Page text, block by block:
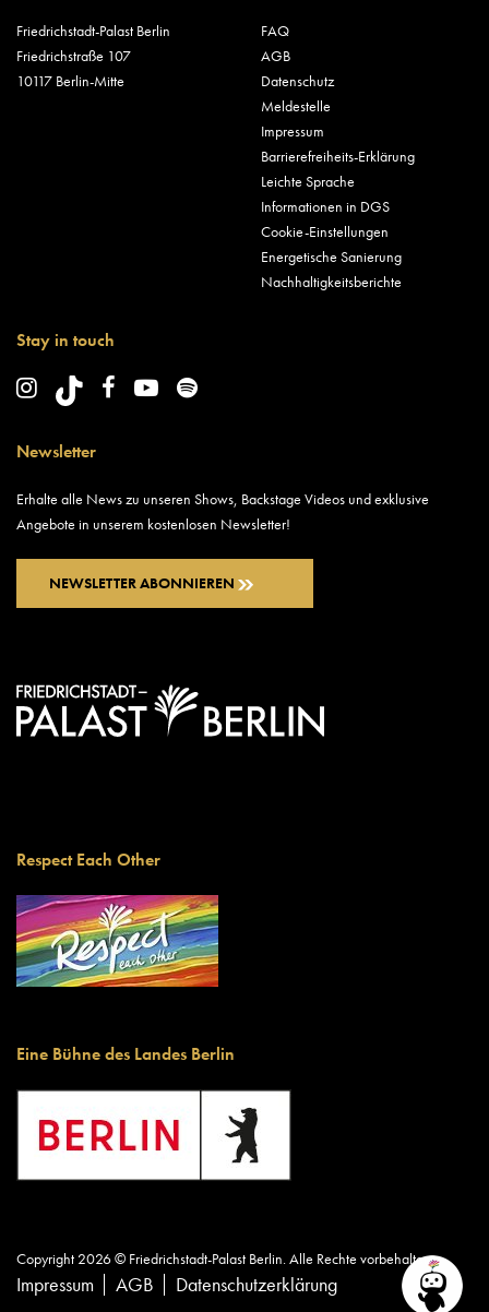
Friedrichstadt-Palast Berlin
Friedrichstraße 107
10117 Berlin-Mitte
FAQ
AGB
Datenschutz
Meldestelle
Impressum
Barrierefreiheits-Erklärung
Leichte Sprache
Informationen in DGS
Cookie-Einstellungen
Energetische Sanierung
Nachhaltigkeitsberichte
Stay in touch
Newsletter
Erhalte alle News zu unseren Shows, Backstage Videos und exklusive
Angebote in unserem kostenlosen Newsletter!
NEWSLETTER ABONNIEREN
Respect Each Other
Eine Bühne des Landes Berlin
Copyright 2026 © Friedrichstadt-Palast Berlin. Alle Rechte vorbehalten.
Impressum AGB Datenschutzerklärung